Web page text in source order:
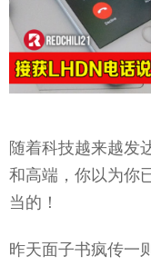
随着科技越来越发
和高端，你以为你
当的！
昨天面子书疯传一